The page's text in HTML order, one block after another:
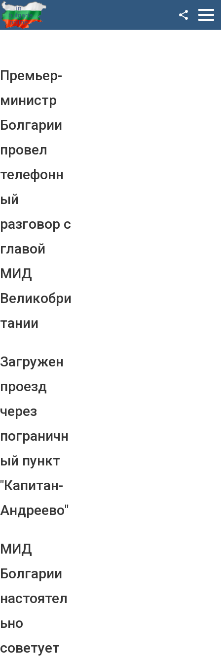
Премьер-
министр
Болгарии
провел
телефонн
ый
разговор с
главой
МИД
Великобри
тании
Загружен
проезд
через
пограничн
ый пункт
"Капитан-
Андреево"
МИД
Болгарии
настоятел
ьно
советует